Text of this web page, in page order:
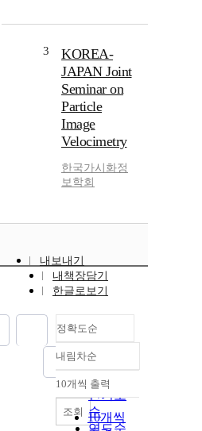
3
KOREA-
JAPAN Joint
Seminar on
Particle
Image
Velocimetry
한국가시화정
보학회
내보내기
내책장담기
한글로보기
정확도순
정확도
순
인기도
순
내림차순
내림차순
10개씩 출력
10개씩
조회